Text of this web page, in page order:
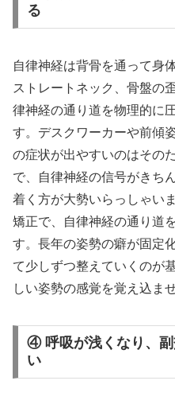
る
自律神経は背骨を通って身
ストレートネック、骨盤の
律神経の通り道を物理的に
す。デスクワーカーや前傾
の症状が出やすいのはその
で、自律神経の信号がきち
着く方が大勢いらっしゃい
矯正で、自律神経の通り道
す。長年の姿勢の癖が固定
て少しずつ整えていくのが
しい姿勢の感覚を覚え込ま
④ 呼吸が浅くなり、
い